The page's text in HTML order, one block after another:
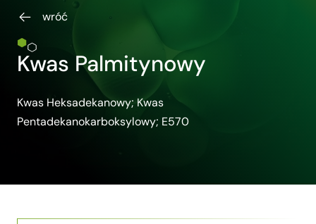
wróć
Kwas Palmitynowy
Kwas Heksadekanowy; Kwas
Pentadekanokarboksylowy; E570